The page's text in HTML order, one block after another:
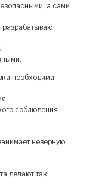
а сами
необходима
соблюдения
неверную
делают так,